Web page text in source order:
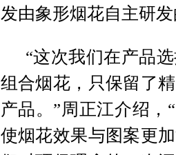
发由象形烟花自主研
“这次我们在产品
组合烟花，只保留了
产品。”周正江介绍，
使烟花效果与图案更